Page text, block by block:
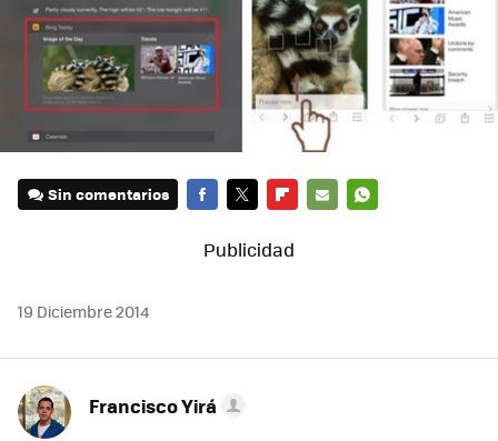
Sin comentarios
19 Diciembre 2014
Francisco Yirá